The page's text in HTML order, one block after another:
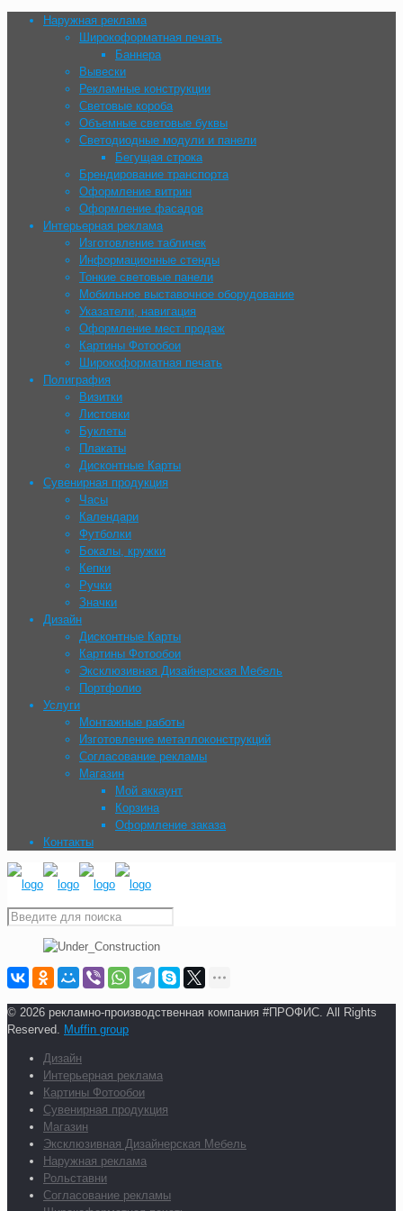
Наружная реклама
Широкоформатная печать
Баннера
Вывески
Рекламные конструкции
Световые короба
Объемные световые буквы
Cветодиодные модули и панели
Бегущая строка
Брендирование транспорта
Оформление витрин
Оформление фасадов
Интерьерная реклама
Изготовление табличек
Информационные стенды
Тонкие световые панели
Мобильное выставочное оборудование
Указатели, навигация
Оформление мест продаж
Картины Фотообои
Широкоформатная печать
Полиграфия
Визитки
Листовки
Буклеты
Плакаты
Дисконтные Карты
Сувенирная продукция
Часы
Календари
Футболки
Бокалы, кружки
Кепки
Ручки
Значки
Дизайн
Дисконтные Карты
Картины Фотообои
Эксклюзивная Дизайнерская Мебель
Портфолио
Услуги
Монтажные работы
Изготовление металлоконструкций
Согласование рекламы
Магазин
Мой аккаунт
Корзина
Оформление заказа
Контакты
© 2026 рекламно-производственная компания #ПРОФИС. All Rights
Reserved. Muffin group
Дизайн
Интерьерная реклама
Картины Фотообои
Сувенирная продукция
Магазин
Эксклюзивная Дизайнерская Мебель
Наружная реклама
Рольставни
Согласование рекламы